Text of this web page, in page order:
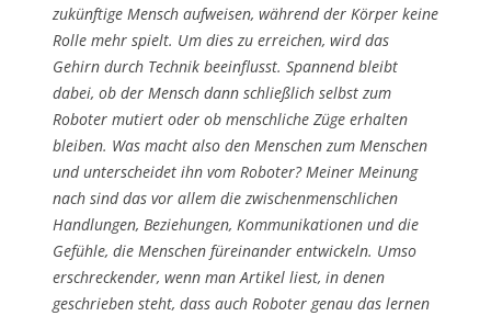
zukünftige Mensch aufweisen, während der Körper keine
Rolle mehr spielt. Um dies zu erreichen, wird das
Gehirn durch Technik beeinflusst. Spannend bleibt
dabei, ob der Mensch dann schließlich selbst zum
Roboter mutiert oder ob menschliche Züge erhalten
bleiben. Was macht also den Menschen zum Menschen
und unterscheidet ihn vom Roboter? Meiner Meinung
nach sind das vor allem die zwischenmenschlichen
Handlungen, Beziehungen, Kommunikationen und die
Gefühle, die Menschen füreinander entwickeln. Umso
erschreckender, wenn man Artikel liest, in denen
geschrieben steht, dass auch Roboter genau das lernen